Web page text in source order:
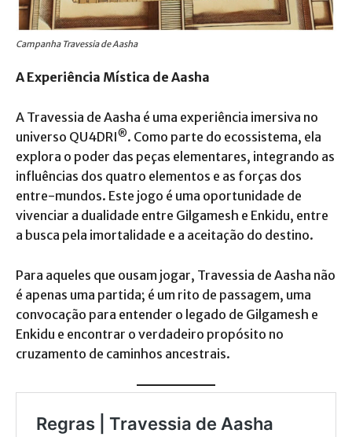
Campanha Travessia de Aasha
A Experiência Mística de Aasha
A Travessia de Aasha é uma experiência imersiva no
universo QU4DRI®. Como parte do ecossistema, ela
explora o poder das peças elementares, integrando as
influências dos quatro elementos e as forças dos
entre-mundos. Este jogo é uma oportunidade de
vivenciar a dualidade entre Gilgamesh e Enkidu, entre
a busca pela imortalidade e a aceitação do destino.
Para aqueles que ousam jogar, Travessia de Aasha não
é apenas uma partida; é um rito de passagem, uma
convocação para entender o legado de Gilgamesh e
Enkidu e encontrar o verdadeiro propósito no
cruzamento de caminhos ancestrais.